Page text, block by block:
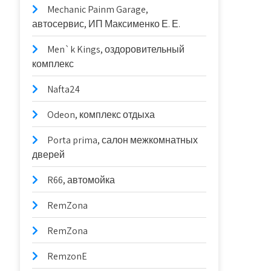
Mechanic Painm Garage,
автосервис, ИП Максименко Е. Е.
Men`k Kings, оздоровительный
комплекс
Nafta24
Odeon, комплекс отдыха
Porta prima, салон межкомнатных
дверей
R66, автомойка
RemZona
RemZona
RemzonE